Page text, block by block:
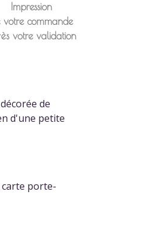
Impression
votre commande
votre validation
de
d'une petite
carte porte-